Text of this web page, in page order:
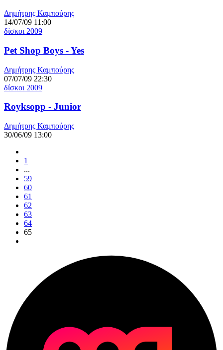
Δημήτρης Καμπούρης
14/07/09 11:00
δίσκοι 2009
Pet Shop Boys - Yes
Δημήτρης Καμπούρης
07/07/09 22:30
δίσκοι 2009
Royksopp - Junior
Δημήτρης Καμπούρης
30/06/09 13:00
1
...
59
60
61
62
63
64
65